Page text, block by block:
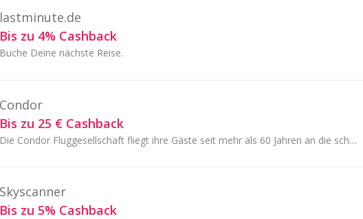
lastminute.de
Bis zu 4% Cashback
Buche Deine nächste Reise.
Condor
Bis zu 25 € Cashback
Die Condor Fluggesellschaft fliegt ihre Gäste seit mehr als 60 Jahren an die schönsten Ferienziele der Welt, spare bares Geld bei Deinem nächsten Flug
Skyscanner
Bis zu 5% Cashback